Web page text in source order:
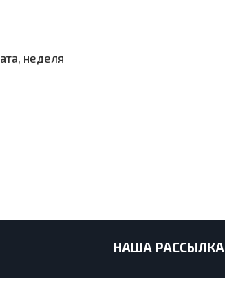
неделя
НАША РАССЫЛКА